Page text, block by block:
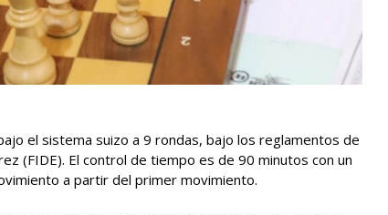
el sistema suizo a 9 rondas, bajo los reglamentos de
(FIDE). El control de tiempo es de 90 minutos con un
a partir del primer movimiento.